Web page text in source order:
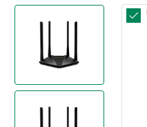
Roteador
Wi-
Dual
Band
AC1200